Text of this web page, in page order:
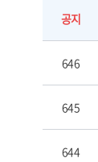
공지
646
645
644